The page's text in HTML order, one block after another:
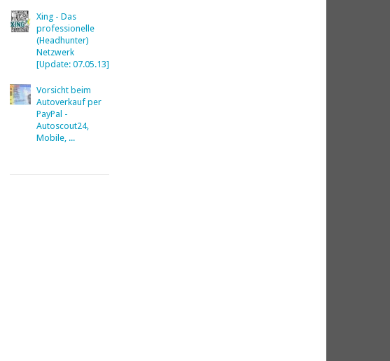
Xing - Das
professionelle
(Headhunter)
Netzwerk
[Update: 07.05.13]
Vorsicht beim
Autoverkauf per
PayPal -
Autoscout24,
Mobile, ...